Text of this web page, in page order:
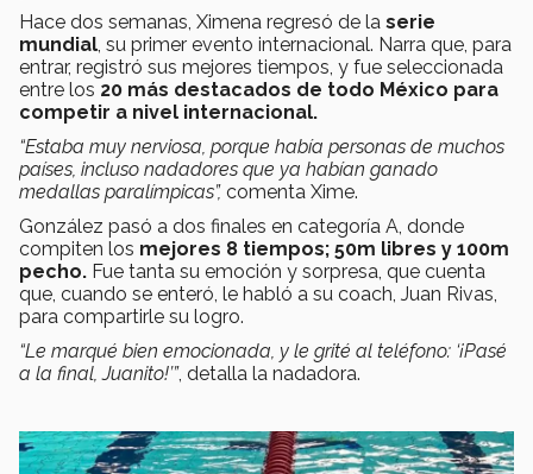
Hace dos semanas, Ximena regresó de la serie
mundial , su primer evento internacional. Narra que, para
entrar, registró sus mejores tiempos, y fue seleccionada
entre los 20 más destacados de todo México para
competir a nivel internacional.
“Estaba muy nerviosa, porque había personas de muchos
países, incluso nadadores que ya habían ganado
medallas paralímpicas”, comenta Xime.
González pasó a dos finales en categoría A, donde
compiten los mejores 8 tiempos; 50m libres y 100m
pecho. Fue tanta su emoción y sorpresa, que cuenta
que, cuando se enteró, le habló a su coach, Juan Rivas,
para compartirle su logro.
“Le marqué bien emocionada, y le grité al teléfono: ‘¡Pasé
a la final, Juanito!’”, detalla la nadadora.